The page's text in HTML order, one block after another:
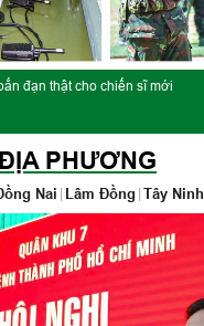
Nam Tây Nguyên
PHƯƠNG
Nai | Lâm Đồng|Tây Ninh